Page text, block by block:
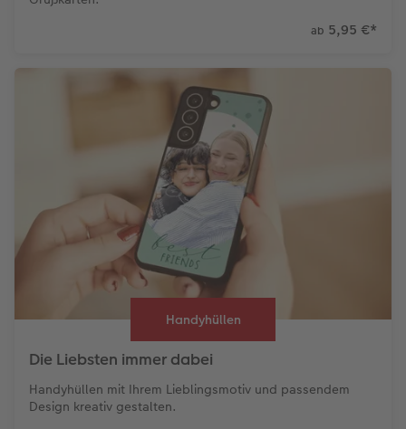
ab 5,95 €*
Handyhüllen
Die Liebsten immer dabei
Handyhüllen mit Ihrem Lieblingsmotiv und passendem
Design kreativ gestalten.